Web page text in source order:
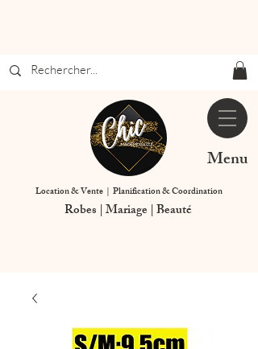
Menu
Location & Vente | Planification & Coordination
Robes | Mariage | Beauté